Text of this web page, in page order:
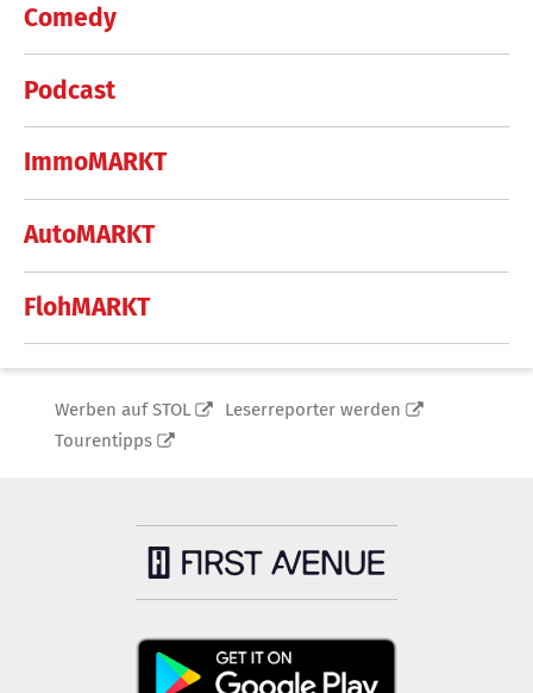
Comedy
Podcast
ImmoMARKT
AutoMARKT
FlohMARKT
Werben auf STOL
Leserreporter werden
Tourentipps